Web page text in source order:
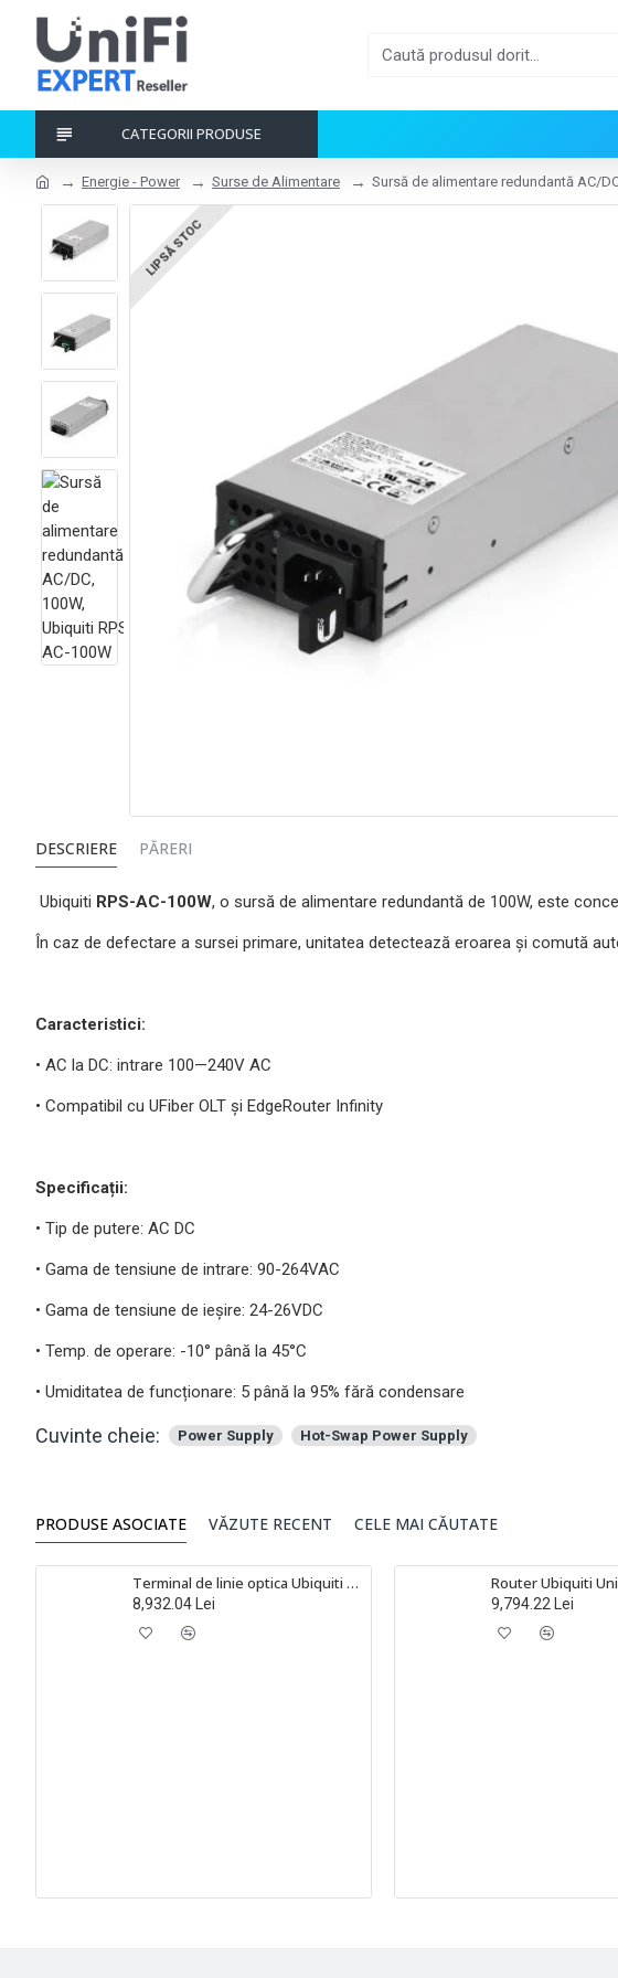
CATEGORII PRODUSE
Energie - Power Surse de Alimentare Sursă de alimentare redundantă AC/
LIPSĂ STOC
DESCRIERE PĂRERI
Ubiquiti RPS-AC-100W, o sursă de alimentare redundantă de 100W, este
În caz de defectare a sursei primare, unitatea detectează eroarea și comută
Caracteristici:
• AC la DC: intrare 100—240V AC
• Compatibil cu UFiber OLT și EdgeRouter Infinity
Specificații:
• Tip de putere: AC DC
• Gama de tensiune de intrare: 90-264VAC
• Gama de tensiune de ieșire: 24-26VDC
• Temp. de operare: -10° până la 45°C
• Umiditatea de funcționare: 5 până la 95% fără condensare
Cuvinte cheie: Power Supply Hot-Swap Power Supply
PRODUSE ASOCIATE VĂZUTE RECENT CELE MAI CĂUTATE
Terminal de linie optica Ubiquiti UFiber UF-OLT, 8 porturi, 2 porturi SFP+, GPON, 20 Km, 1U, cu management, rackabil 1U
8,932.04 Lei 9,794.22 Lei